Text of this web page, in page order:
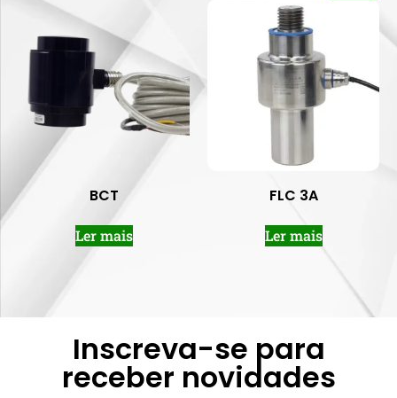
BCT
Ler mais
FLC 3A
Ler mais
Inscreva-se para
receber novidades